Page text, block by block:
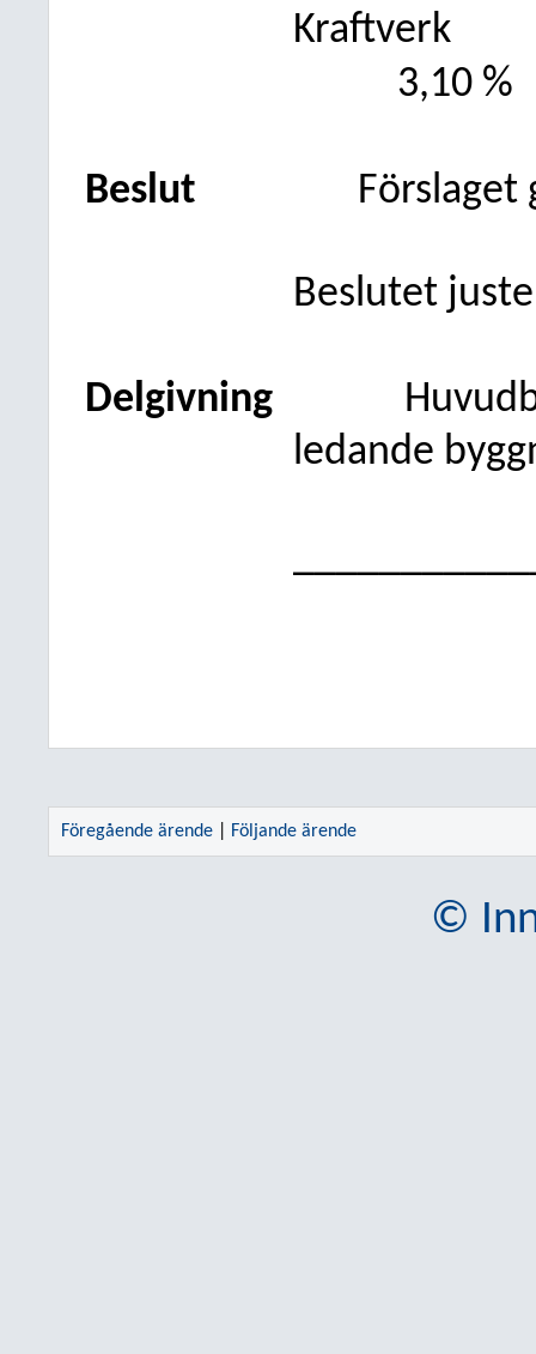
Kraftverk
3,10 %
Beslut Förslaget
Beslutet
Delgivning
ledande
Föregående ärende Följande ärende
©